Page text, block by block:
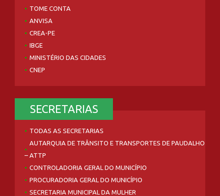
TOME CONTA
ANVISA
CREA-PE
IBGE
MINISTÉRIO DAS CIDADES
CNEP
SECRETARIAS
TODAS AS SECRETARIAS
AUTARQUIA DE TRÂNSITO E TRANSPORTES DE PAUDALHO
– ATTP
CONTROLADORIA GERAL DO MUNICÍPIO
PROCURADORIA GERAL DO MUNICÍPIO
SECRETARIA MUNICIPAL DA MULHER